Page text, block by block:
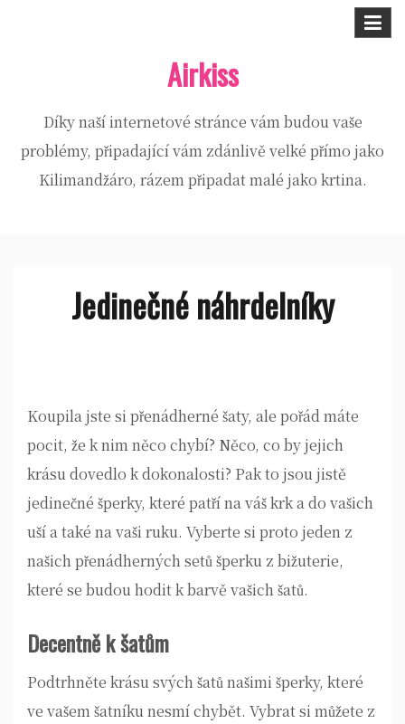
Airkiss
Díky naší internetové stránce vám budou vaše
problémy, připadající vám zdánlivě velké přímo jako
Kilimandžáro, rázem připadat malé jako krtina.
Jedinečné náhrdelníky
Koupila jste si přenádherné šaty, ale pořád máte
pocit, že k nim něco chybí? Něco, co by jejich
krásu dovedlo k dokonalosti? Pak to jsou jistě
jedinečné šperky, které patří na váš krk a do vašich
uší a také na vaši ruku. Vyberte si proto jeden z
našich přenádherných setů šperku z bižuterie,
které se budou hodit k barvě vašich šatů.
Decentně k šatům
Podtrhněte krásu svých šatů našimi šperky, které
ve vašem šatníku nesmí chybět. Vybrat si můžete z